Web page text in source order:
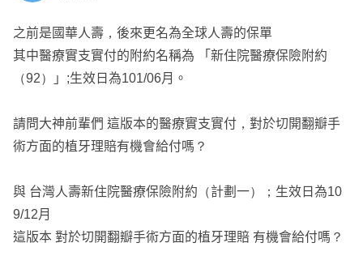
之前是國華人壽，後來更名為全球人壽的保單
其中醫療實支實付的附約名稱為 「新住院醫療保險附約
（92）」;生效日為101/06月。
請問大神前輩們 這版本的醫療實支實付，對於切開翻瓣手
術方面的植牙理賠有機會給付嗎？
與 台灣人壽新住院醫療保險附約（計劃一）；生效日為10
9/12月
這版本 對於切開翻瓣手術方面的植牙理賠 有機會給付嗎？